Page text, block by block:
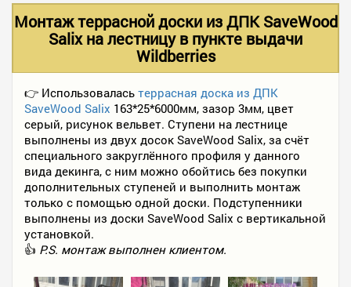
ФОТО РАБОТ
КОНТАКТЫ
ПОЛЕЗНОЕ
Монтаж террасной доски из ДПК SaveWood
Salix на лестницу в пункте выдачи
Wildberries
👉 Использовалась террасная доска из ДПК
SaveWood Salix 163*25*6000мм, зазор 3мм, цвет
серый, рисунок вельвет. Ступени на лестнице
выполнены из двух досок SaveWood Salix, за счёт
специального закруглённого профиля у данного
вида декинга, с ним можно обойтись без покупки
дополнительных ступеней и выполнить монтаж
только с помощью одной доски. Подступенники
выполнены из доски SaveWood Salix с вертикальной
установкой.
👍 P.S. монтаж выполнен клиентом.